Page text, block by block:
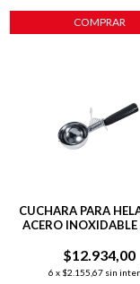
COMPRAR
CUCHARA PARA
ACERO
$12.934,00
6 x $2.155,67 sin